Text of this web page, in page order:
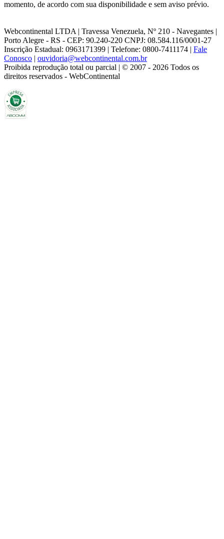
momento, de acordo com sua disponibilidade e sem aviso prévio.
Webcontinental LTDA | Travessa Venezuela, Nº 210 - Navegantes |
Porto Alegre - RS - CEP: 90.240-220 CNPJ: 08.584.116/0001-27
Inscrição Estadual: 0963171399 | Telefone: 0800-7411174 | Fale
Conosco | ouvidoria@webcontinental.com.br
Proibida reprodução total ou parcial | © 2007 - 2026 Todos os
direitos reservados - WebContinental